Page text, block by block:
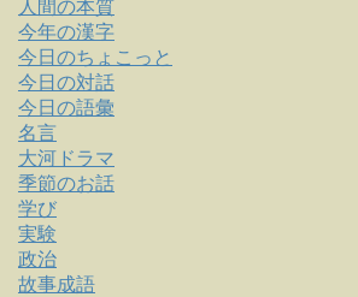
人間の本質
今年の漢字
今日のちょこっと
今日の対話
今日の語彙
名言
大河ドラマ
季節のお話
学び
実験
政治
故事成語